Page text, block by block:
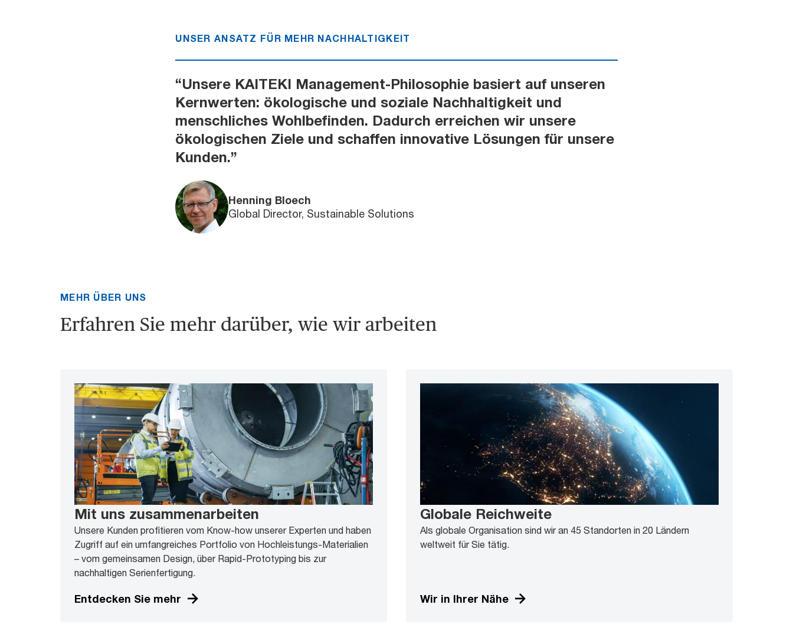
UNSER ANSATZ FÜR MEHR NACHHALTIGKEIT
“Unsere KAITEKI Management-Philosophie basiert auf unseren
Kernwerten: ökologische und soziale Nachhaltigkeit und
menschliches Wohlbefinden. Dadurch erreichen wir unsere
ökologischen Ziele und schaffen innovative Lösungen für unsere
Kunden.”
Henning Bloech
Global Director, Sustainable Solutions
MEHR ÜBER UNS
Erfahren Sie mehr darüber, wie wir arbeiten
Mit uns zusammenarbeiten
Unsere Kunden profitieren vom Know-how unserer Experten und haben
Zugriff auf ein umfangreiches Portfolio von Hochleistungs-Materialien
– vom gemeinsamen Design, über Rapid-Prototyping bis zur
nachhaltigen Serienfertigung.
Entdecken Sie mehr
Globale Reichweite
Als globale Organisation sind wir an 45 Standorten in 20 Ländern
weltweit für Sie tätig.
Wir in Ihrer Nähe